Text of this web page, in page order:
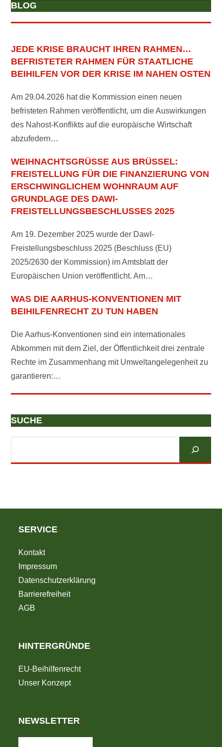
BLOG
JEDE KRISE BRAUCHT IHREN RAHMEN…
BEFRISTETER RAHMEN FÜR STAATLICHE
BEIHILFEN VOR DER KRISE IM NAHEN OSTEN
Am 29.04.2026 hat die Kommission einen neuen
befristeten Rahmen veröffentlicht, um die Auswirkungen
des Nahost-Konflikts auf die europäische Wirtschaft
abzufedern…
WEIHNACHTSGRÜSSE AUS BRÜSSEL: F
REISTELLUNG FÜR DIE FINANZIERUNG VON E
RSCHWINGLICHEM WOHNRAUM AUF G
RUNDLAGE DES DAWI-F
REISTELLUNGSBESCHLUSSES 2025
Am 19. Dezember 2025 wurde der DawI-
Freistellungsbeschluss 2025 (Beschluss (EU)
2025/2630 der Kommission) im Amtsblatt der
Europäischen Union veröffentlicht. Am…
WAS DIE AARHUS-KONVENTIONEN MIT
BEIHILFENRECHT ZU TUN HABEN
Die Aarhus-Konventionen sind ein internationales
Abkommen mit dem Ziel, der Öffentlichkeit drei zentrale
Rechte im Zusammenhang mit Umweltangelegenheit zu
garantieren:…
SUCHE.
SERVICE.
Kontakt
Impressum
Datenschutzerklärung
Barrierefreiheit
AGB
HINTERGRÜNDE.
EU-Beihilfenrecht
Unser Konzept
NEWSLETTER.